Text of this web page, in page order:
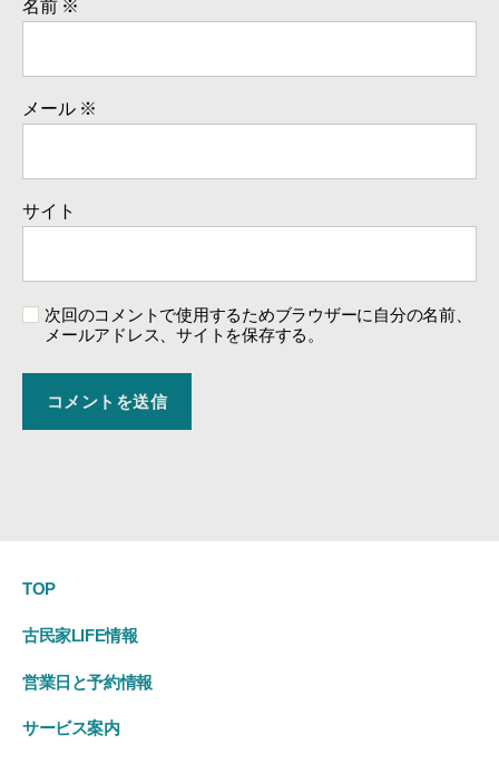
名前 ※
メール ※
サイト
次回のコメントで使用するためブラウザーに自分の名前、
メールアドレス、サイトを保存する。
TOP
古民家LIFE情報
営業日と予約情報
サービス案内